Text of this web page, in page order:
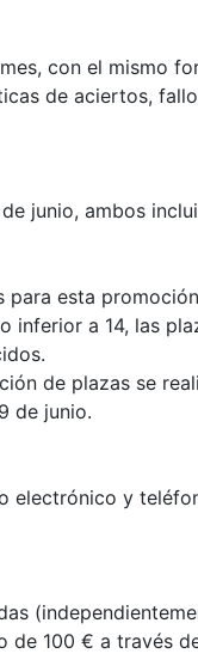
con el mismo
de aciertos,
junio, ambos
esta
inferior a 14, las
de plazas se
de junio.
y
100 € a través